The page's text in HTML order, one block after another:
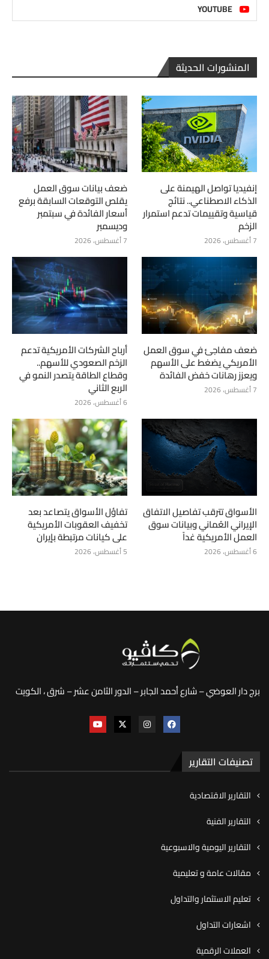
YOUTUBE
المنشورات الحديثة
إنفيديا تواصل الهيمنة على
الذكاء الاصطناعي.. نتائج
قياسية وتقييمات تدعم استمرار
الزخم
7 أغسطس، 2026
ضعف بيانات سوق العمل
يقلص التوقعات السابقة برفع
أسعار الفائدة في سبتمبر
وديسمبر
7 أغسطس، 2026
ضعف مفاجئ في سوق العمل
الأمريكي يضغط على الأسهم
ويعزز رهانات خفض الفائدة
7 أغسطس، 2026
أرباح الشركات الأمريكية تدعم
الزخم الصعودي للأسهم..
وقطاع الطاقة يتصدر النمو في
الربع الثاني
6 أغسطس، 2026
الأسواق تترقب تفاصيل الاتفاق
الإيراني العُماني وبيانات سوق
العمل الأمريكية غداً
6 أغسطس، 2026
تفاؤل الأسواق يتصاعد بعد
تخفيف العقوبات الأمريكية
على كيانات مرتبطة بإيران
5 أغسطس، 2026
برج دار العوضي – شارع أحمد الجابر – الدور الثامن عشر – شرق ، الكويت
تصنيفات التقارير
التقارير الاقتصادية
التقارير الفنية
التقارير اليومية والاسبوعية
مقالات عامة و تعليمية
تعليم الاستثمار والتداول
اشعارات التداول
العملات الرقمية